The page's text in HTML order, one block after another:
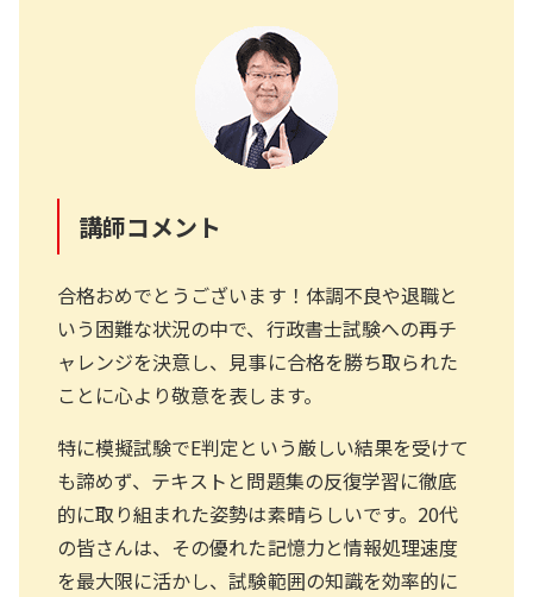
講師コメント
合格おめでとうございます！体調不良や退職と
いう困難な状況の中で、行政書士試験への再チ
ャレンジを決意し、見事に合格を勝ち取られた
ことに心より敬意を表します。
特に模擬試験でE判定という厳しい結果を受けて
も諦めず、テキストと問題集の反復学習に徹底
的に取り組まれた姿勢は素晴らしいです。20代
の皆さんは、その優れた記憶力と情報処理速度
を最大限に活かし、試験範囲の知識を効率的に